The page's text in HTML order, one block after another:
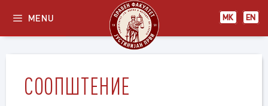
content
МК EN
MENU
СООПШТЕНИЕ